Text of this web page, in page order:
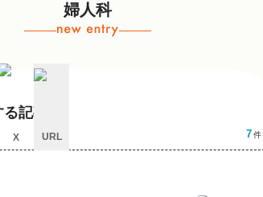
婦人科
記事
7件
X URL